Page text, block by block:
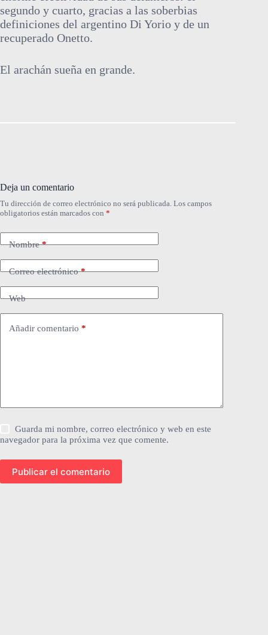
segundo y cuarto, gracias a las soberbias
definiciones del argentino Di Yorio y de un
recuperado Onetto.
El arachán sueña en grande.
Deja un comentario
Tu dirección de correo electrónico no será publicada. Los campos
obligatorios están marcados con *
Nombre*
Correo electrónico*
Web
Añadir comentario *
Guarda mi nombre, correo electrónico y web en este
navegador para la próxima vez que comente.
Publicar el comentario